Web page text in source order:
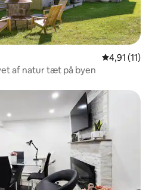
4,91 ud af 5
4,91 (11)
af natur tæt på byen